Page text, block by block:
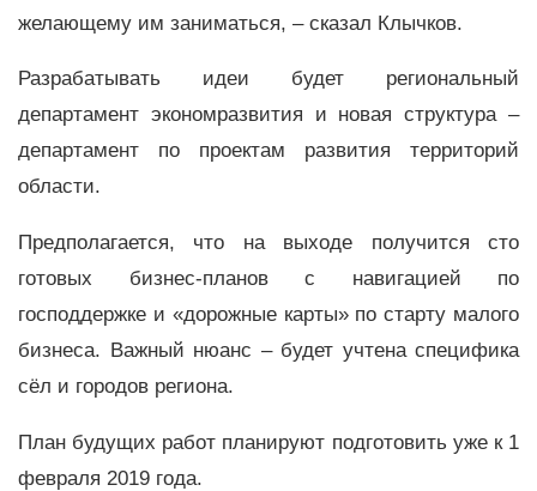
желающему им заниматься, – сказал Клычков.
Разрабатывать идеи будет региональный
департамент экономразвития и новая структура –
департамент по проектам развития территорий
области.
Предполагается, что на выходе получится сто
готовых бизнес-планов с навигацией по
господдержке и «дорожные карты» по старту малого
бизнеса. Важный нюанс – будет учтена специфика
сёл и городов региона.
План будущих работ планируют подготовить уже к 1
февраля 2019 года.